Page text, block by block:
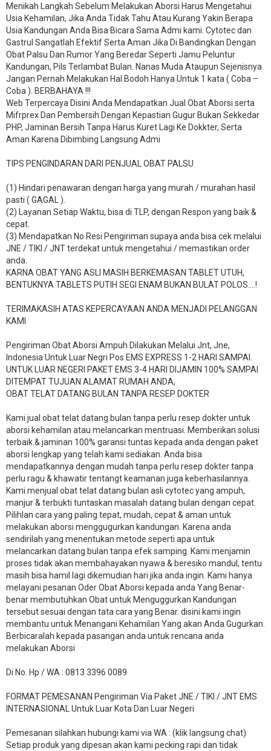
Menikah Langkah Sebelum Melakukan Aborsi Harus Mengetahui
Usia Kehamilan, Jika Anda Tidak Tahu Atau Kurang Yakin Berapa
Usia Kandungan Anda Bisa Bicara Sama Admi kami. Cytotec dan
Gastrul Sangatlah Efektif Serta Aman Jika Di Bandingkan Dengan
Obat Palsu Dan Rumor Yang Beredar Seperti Jamu Peluntur
Kandungan, Pils Terlambat Bulan. Nanas Muda Ataupun Sejenisnya
Jangan Pernah Melakukan Hal Bodoh Hanya Untuk 1 kata ( Coba –
Coba ). BERBAHAYA !!!
Web Terpercaya Disini Anda Mendapatkan Jual Obat Aborsi serta
Mifrprex Dan Pembersih Dengan Kepastian Gugur Bukan Sekkedar
PHP, Jaminan Bersih Tanpa Harus Kuret Lagi Ke Dokkter, Serta
Aman Karena Dibimbing Langsung Admi
TIPS PENGINDARAN DARI PENJUAL OBAT PALSU
(1) Hindari penawaran dengan harga yang murah / murahan hasil
pasti ( GAGAL ).
(2) Layanan Setiap Waktu, bisa di TLP, dengan Respon yang baik &
cepat.
(3) Mendapatkan No Resi Pengiriman supaya anda bisa cek melalui
JNE / TIKI / JNT terdekat untuk mengetahui / memastikan order
anda.
KARNA OBAT YANG ASLI MASIH BERKEMASAN TABLET UTUH,
BENTUKNYA TABLETS PUTIH SEGI ENAM BUKAN BULAT POLOS….!
TERIMAKASIH ATAS KEPERCAYAAN ANDA MENJADI PELANGGAN
KAMI
Pengiriman Obat Aborsi Ampuh Dilakukan Melalui Jnt, Jne,
Indonesia Untuk Luar Negri Pos EMS EXPRESS 1-2 HARI SAMPAI.
UNTUK LUAR NEGERI PAKET EMS 3-4 HARI DIJAMIN 100% SAMPAI
DITEMPAT TUJUAN ALAMAT RUMAH ANDA,
OBAT TELAT DATANG BULAN TANPA RESEP DOKTER
Kami jual obat telat datang bulan tanpa perlu resep dokter untuk
aborsi kehamilan atau melancarkan mentruasi. Memberikan solusi
terbaik & jaminan 100% garansi tuntas kepada anda dengan paket
aborsi lengkap yang telah kami sediakan. Anda bisa
mendapatkannya dengan mudah tanpa perlu resep dokter tanpa
perlu ragu & khawatir tentangt keamanan juga keberhasilannya.
Kami menjual obat telat datang bulan asli cytotec yang ampuh,
manjur & terbukti tuntaskan masalah datang bulan dengan cepat.
Pilihlan cara yang paling tepat, mudah, cepat & aman untuk
melakukan aborsi menggugurkan kandungan. Karena anda
sendirilah yang menentukan metode seperti apa untuk
melancarkan datang bulan tanpa efek samping. Kami menjamin
proses tidak akan membahayakan nyawa & beresiko mandul, tentu
masih bisa hamil lagi dikemudian hari jika anda ingin. Kami hanya
melayani pesanan Oder Obat Aborsi kepada anda Yang Benar-
benar membutuhkan Obat untuk Menguggurkan Kandungan
tersebut sesuai dengan tata cara yang Benar. disini kami ingin
membantu untuk Menangani Kehamilan Yang akan Anda Gugurkan.
Berbicaralah kepada pasangan anda untuk rencana anda
melakukan Aborsi
Di No. Hp / WA : 0813 3396 0089
FORMAT PEMESANAN Pengiriman Via Paket JNE / TIKI / JNT EMS
INTERNASIONAL Untuk Luar Kota Dan Luar Negeri
Pemesanan silahkan hubungi kami via WA : (klik langsung chat)
Setiap produk yang dipesan akan kami pecking rapi dan tidak